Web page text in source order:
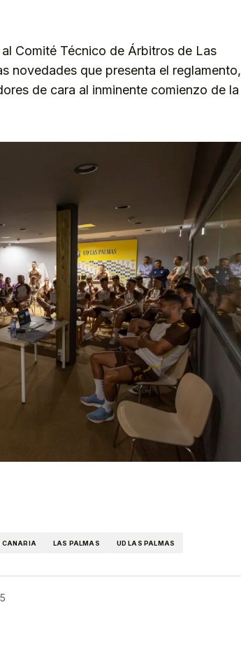
Comité Técnico de Árbitros de Las
novedades que presenta el reglamento,
de cara al inminente comienzo de la
CANARIA LAS PALMAS UD LAS PALMAS